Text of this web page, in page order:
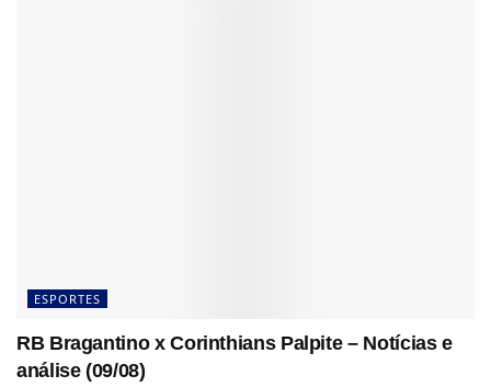
ESPORTES
RB Bragantino x Corinthians Palpite – Notícias e
análise (09/08)